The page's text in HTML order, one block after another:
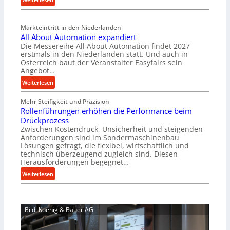
a
l
e
r
s
o
u
n
g
e
n
t
s
p
a
n
s
i
c
M
s
c
h
i
n
e
n
a
u
B
e
s
t
e
l
u
n
g
Markteintritt in den Niederlanden
All About Automation expandiert
Die Messereihe All About Automation findet 2027
erstmals in den Niederlanden statt. Und auch in
Österreich baut der Veranstalter Easyfairs sein
Angebot…
Weiterlesen:
A
l
l
A
b
o
u
t
A
u
m
a
Mehr Steifigkeit und Präzision
Rollenführungen erhöhen die Performance beim
Drückprozess
Zwischen Kostendruck, Unsicherheit und steigenden
Anforderungen sind im Sondermaschinenbau
Lösungen gefragt, die flexibel, wirtschaftlich und
technisch überzeugend zugleich sind. Diesen
Herausforderungen begegnet…
Weiterlesen:
R
l
l
e
Bild: Koenig & Bauer AG